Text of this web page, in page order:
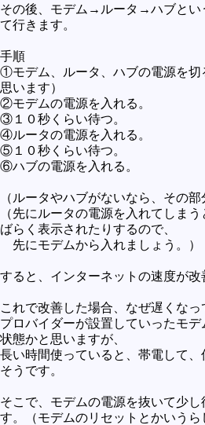
その後、モデム→ルータ→ハブとい
て行きます。
手順
①モデム、ルータ、ハブの電源を切
思います）
②モデムの電源を入れる。
③１０秒くらい待つ。
④ルータの電源を入れる。
⑤１０秒くらい待つ。
⑥ハブの電源を入れる。
（ルータやハブがないなら、その
（先にルータの電源を入れてしま
ばらく表示されたりするので、
先にモデムから入れましょう。）
すると、インターネットの速度が改
これで改善した場合、なぜ遅くなっ
プロバイダーが設置していったモ
状態かと思いますが、
長い時間使っていると、帯電して
そうです。
そこで、モデムの電源を抜いて少
す。（モデムのリセットとかいうら